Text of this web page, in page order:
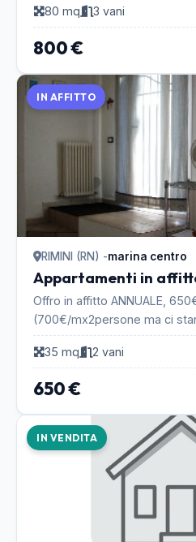
80 mq
3 vani
800 €
IN AFFITTO
RIMINI (RN) -marina centro
Appartamenti in
Offro in affitto ANNUALE,
(700€/mx2persone ma ci
bilocale nuovo, arredato,
giardino...
35 mq 2 vani
650 €
IN VENDITA